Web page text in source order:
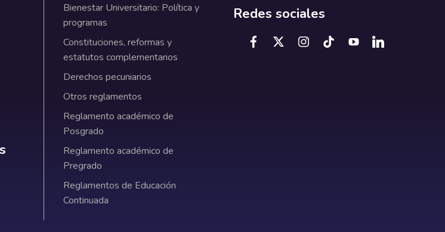
institucionales
Bienestar Universitario: Política y
programas
Constituciones, reformas y
estatutos complementarios
Derechos pecuniarios
Otros reglamentos
Reglamento académico de
Posgrado
Reglamento académico de
Pregrado
Reglamentos de Educación
Continuada
Redes sociales